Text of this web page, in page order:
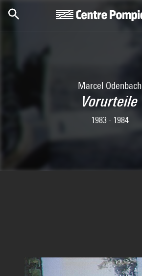
Marcel Odenbach
Vorurteile
1983 - 1984